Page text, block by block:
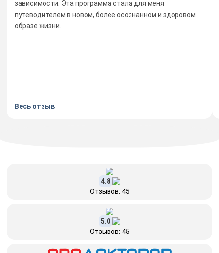
зависимости. Эта программа стала для меня
путеводителем в новом, более осознанном и здоровом
образе жизни.
Весь отзыв
4.8
Отзывов: 45
5.0
Отзывов: 45